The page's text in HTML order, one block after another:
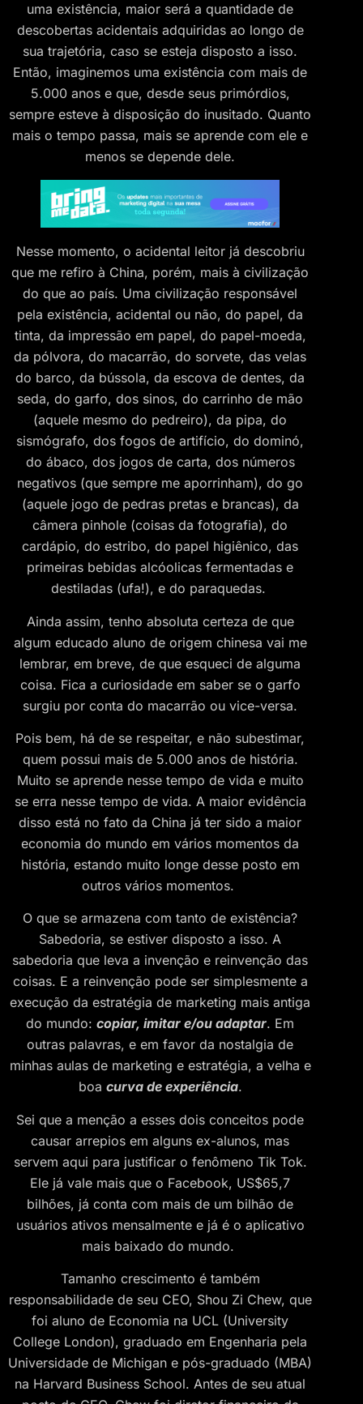
uma existência, maior será a quantidade de
descobertas acidentais adquiridas ao longo de
sua trajetória, caso se esteja disposto a isso.
Então, imaginemos uma existência com mais de
5.000 anos e que, desde seus primórdios,
sempre esteve à disposição do inusitado. Quanto
mais o tempo passa, mais se aprende com ele e
menos se depende dele.
Nesse momento, o acidental leitor já descobriu
que me refiro à China, porém, mais à civilização
do que ao país. Uma civilização responsável
pela existência, acidental ou não, do papel, da
tinta, da impressão em papel, do papel-moeda,
da pólvora, do macarrão, do sorvete, das velas
do barco, da bússola, da escova de dentes, da
seda, do garfo, dos sinos, do carrinho de mão
(aquele mesmo do pedreiro), da pipa, do
sismógrafo, dos fogos de artifício, do dominó,
do ábaco, dos jogos de carta, dos números
negativos (que sempre me aporrinham), do go
(aquele jogo de pedras pretas e brancas), da
câmera pinhole (coisas da fotografia), do
cardápio, do estribo, do papel higiênico, das
primeiras bebidas alcóolicas fermentadas e
destiladas (ufa!), e do paraquedas.
Ainda assim, tenho absoluta certeza de que
algum educado aluno de origem chinesa vai me
lembrar, em breve, de que esqueci de alguma
coisa. Fica a curiosidade em saber se o garfo
surgiu por conta do macarrão ou vice-versa.
Pois bem, há de se respeitar, e não subestimar,
quem possui mais de 5.000 anos de história.
Muito se aprende nesse tempo de vida e muito
se erra nesse tempo de vida. A maior evidência
disso está no fato da China já ter sido a maior
economia do mundo em vários momentos da
história, estando muito longe desse posto em
outros vários momentos.
O que se armazena com tanto de existência?
Sabedoria, se estiver disposto a isso. A
sabedoria que leva a invenção e reinvenção das
coisas. E a reinvenção pode ser simplesmente a
execução da estratégia de marketing mais antiga
do mundo: copiar, imitar e/ou adaptar. Em
outras palavras, e em favor da nostalgia de
minhas aulas de marketing e estratégia, a velha e
boa curva de experiência.
Sei que a menção a esses dois conceitos pode
causar arrepios em alguns ex-alunos, mas
servem aqui para justificar o fenômeno Tik Tok.
Ele já vale mais que o Facebook, US$65,7
bilhões, já conta com mais de um bilhão de
usuários ativos mensalmente e já é o aplicativo
mais baixado do mundo.
Tamanho crescimento é também
responsabilidade de seu CEO, Shou Zi Chew, que
foi aluno de Economia na UCL (University
College London), graduado em Engenharia pela
Universidade de Michigan e pós-graduado (MBA)
na Harvard Business School. Antes de seu atual